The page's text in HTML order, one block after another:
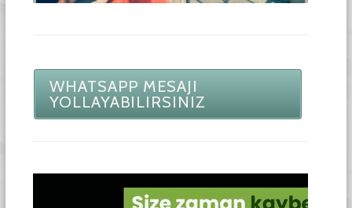
WHATSAPP MESAJI
YOLLAYABILIRSINIZ